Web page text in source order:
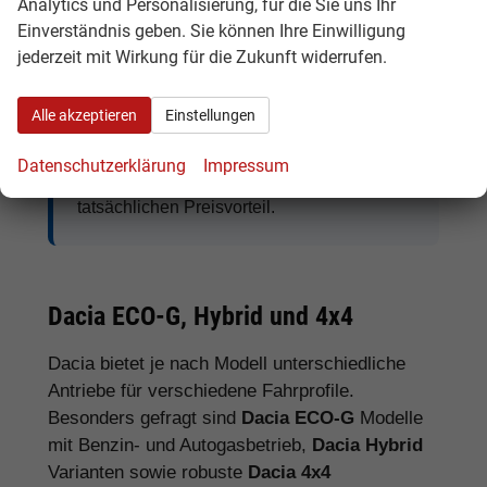
Tipp:Vergleichen Sie bei Dacia EU-
sondern auch Ausstattung, Lieferzeit,
Zusatzkosten. So erkennen Sie den
tatsächlichen Preisvorteil.
Dacia ECO-G, Hybrid und 4x4
Dacia bietet je nach Modell unterschiedliche
Antriebe für verschiedene Fahrprofile.
Besonders gefragt sind Dacia ECO-G Modelle
mit Benzin- und Autogasbetrieb, Dacia Hybrid
Varianten sowie robuste Dacia 4x4
Analytics und Personalisierung, für die Sie uns Ihr
Einverständnis geben. Sie können Ihre Einwilligung
jederzeit mit Wirkung für die Zukunft widerrufen.
Alle akzeptieren Einstellungen
Datenschutzerklärung Impressum